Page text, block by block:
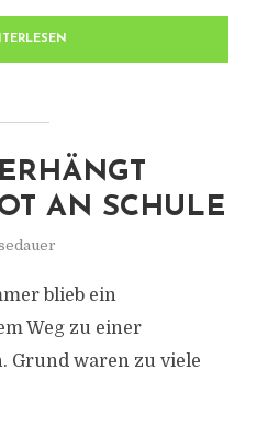
AN SCHULE
blieb ein
Weg zu einer
Grund waren zu viele